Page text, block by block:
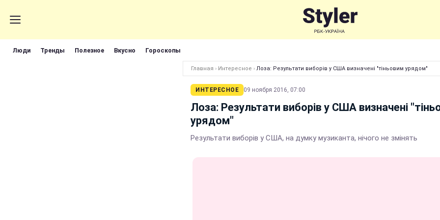
Люди Тренды Полезное Вкусно Гороскопы
Главная › Интересное › Лоза: Результати виборів у США визначені "тіньовим урядом"
ИНТЕРЕСНОЕ 09 ноября 2016, 07:00
Лоза: Результати виборів у США визначені
урядом"
Результати виборів у США, на думку музиканта, нічого не змінять